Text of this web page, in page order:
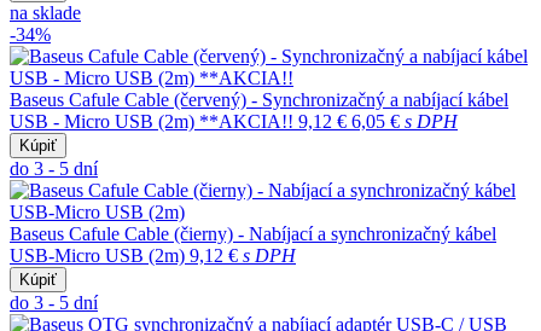
na sklade
-34%
Baseus Cafule Cable (červený) - Synchronizačný a nabíjací kábel
USB - Micro USB (2m) **AKCIA!! 9,12 € 6,05 € s DPH
Kúpiť
do 3 - 5 dní
Baseus Cafule Cable (čierny) - Nabíjací a synchronizačný kábel
USB-Micro USB (2m) 9,12 € s DPH
Kúpiť
do 3 - 5 dní